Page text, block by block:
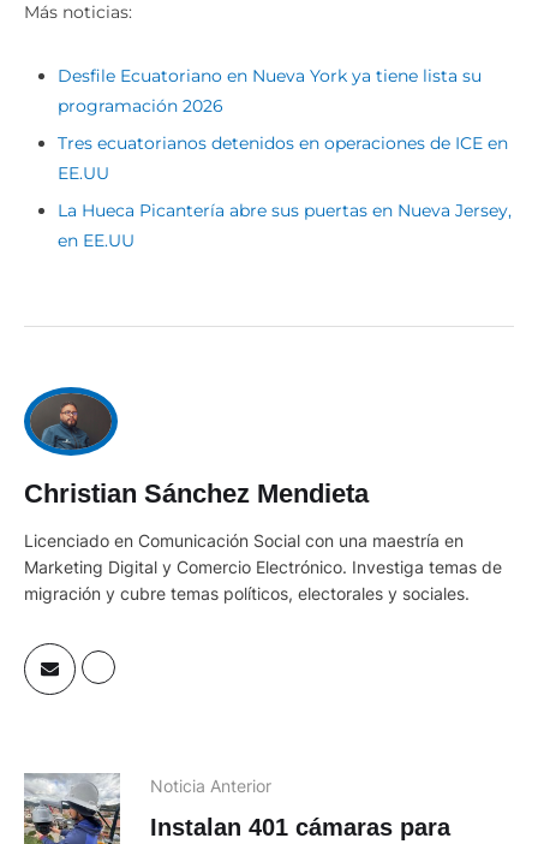
Más noticias:
Desfile Ecuatoriano en Nueva York ya tiene lista su
programación 2026
Tres ecuatorianos detenidos en operaciones de ICE en
EE.UU
La Hueca Picantería abre sus puertas en Nueva Jersey,
en EE.UU
Christian Sánchez Mendieta
Licenciado en Comunicación Social con una maestría en
Marketing Digital y Comercio Electrónico. Investiga temas de
migración y cubre temas políticos, electorales y sociales.
Noticia Anterior
Instalan 401 cámaras para